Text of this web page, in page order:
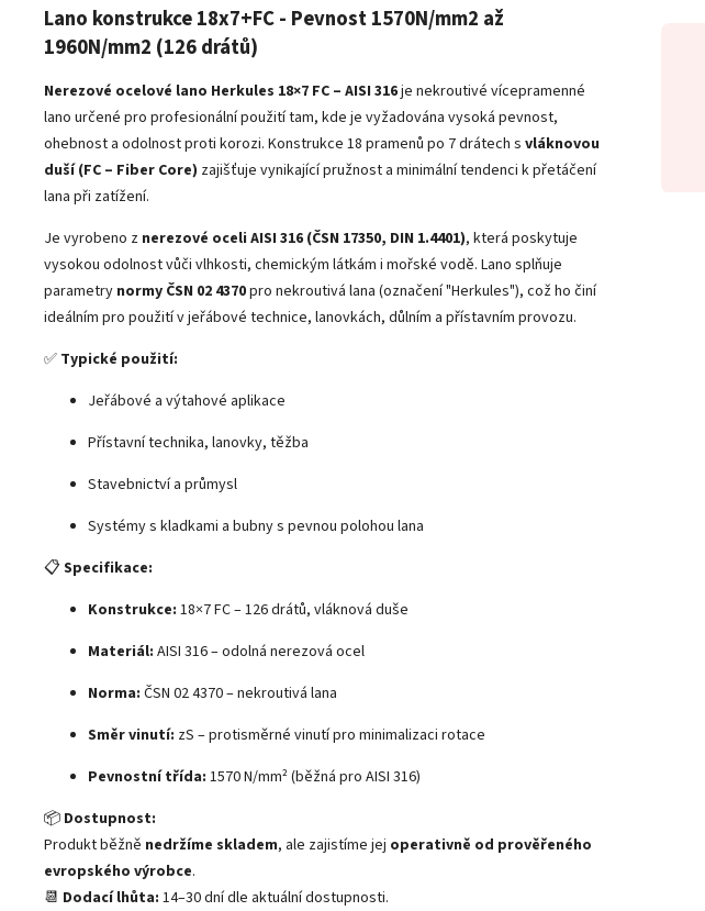
Lano konstrukce 18x7+FC - Pevnost 1570N/mm2 až
1960N/mm2 (126 drátů)
Nerezové ocelové lano Herkules 18×7 FC – AISI 316je nekroutivé vícepramenné
lano určené pro profesionální použití tam, kde je vyžadována vysoká pevnost,
ohebnost a odolnost proti korozi. Konstrukce 18 pramenů po 7 drátech s vláknovou
duší (FC – Fiber Core) zajišťuje vynikající pružnost a minimální tendenci k přetáčení
lana při zatížení.
Je vyrobeno z nerezové oceli AISI 316 (ČSN 17350, DIN 1.4401), která poskytuje
vysokou odolnost vůči vlhkosti, chemickým látkám i mořské vodě. Lano splňuje
parametry normy ČSN 02 4370pro nekroutivá lana (označení "Herkules"), což ho činí
ideálním pro použití v jeřábové technice, lanovkách, důlním a přístavním provozu.
✅ Typické použití:
Jeřábové a výtahové aplikace
Přístavní technika, lanovky, těžba
Stavebnictví a průmysl
Systémy s kladkami a bubny s pevnou polohou lana
📋 Specifikace:
Konstrukce: 18×7 FC – 126 drátů, vláknová duše
Materiál: AISI 316 – odolná nerezová ocel
Norma: ČSN 02 4370 – nekroutivá lana
Směr vinutí: zS – protisměrné vinutí pro minimalizaci rotace
Pevnostní třída: 1570 N/mm² (běžná pro AISI 316)
📦 Dostupnost:
Produkt běžně nedržíme skladem, ale zajistíme jej operativně od prověřeného
evropského výrobce.
📆 Dodací lhůta: 14–30 dní dle aktuální dostupnosti.